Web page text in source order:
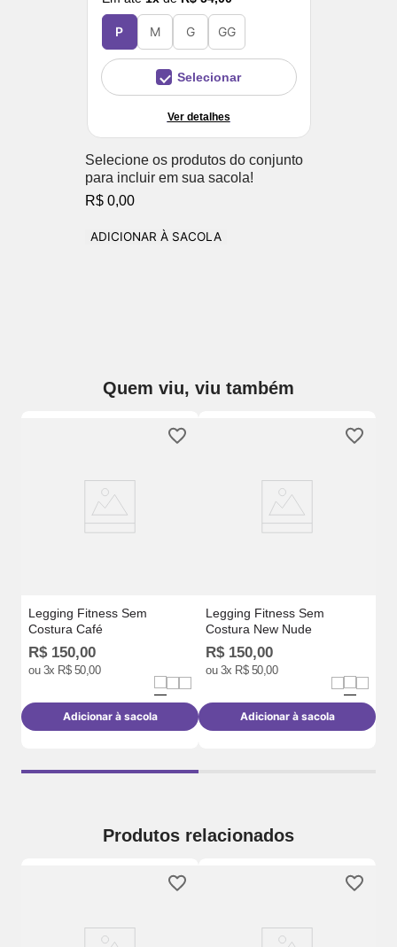
P M G GG
Selecionar
Ver detalhes
Selecione os produtos do conjunto
para incluir em sua sacola!
R$ 0,00
ADICIONAR À SACOLA
Quem viu, viu também
Legging Fitness Sem
Costura Café
R$ 150,00
ou 3x R$ 50,00
Adicionar à sacola
Legging Fitness Sem
Costura New Nude
R$ 150,00
ou 3x R$ 50,00
Adicionar à sacola
Produtos relacionados